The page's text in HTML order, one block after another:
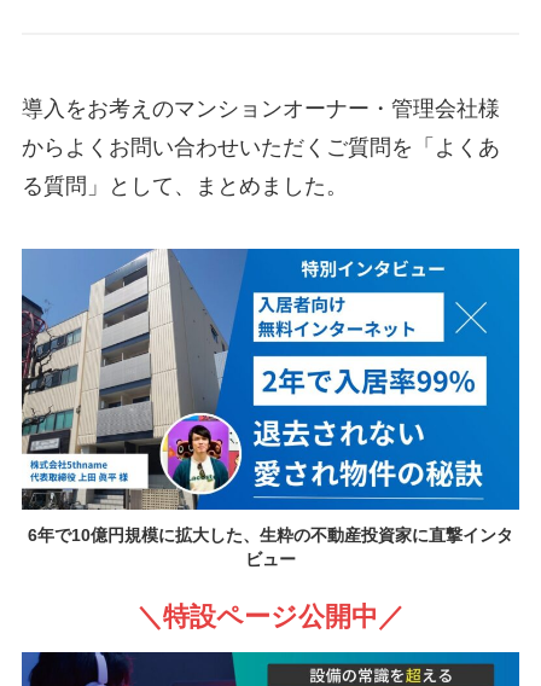
導入をお考えのマンションオーナー・管理会社様
からよくお問い合わせいただくご質問を「よくあ
る質問」として、まとめました。
6年で10億円規模に拡大した、生粋の不動産投資家に直撃インタ
ビュー
＼特設ページ公開中／